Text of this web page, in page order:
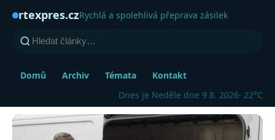
rtexpres.czRychlá a spolehlivá přeprava zásilek
Domů Archiv Témata
Kontakt
Dnes je Neděle dne 9 8. 2026· 22°C